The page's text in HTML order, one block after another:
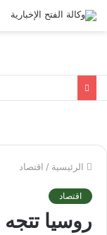
الرئيسية / اقتصاد
اقتصاد
روسيا